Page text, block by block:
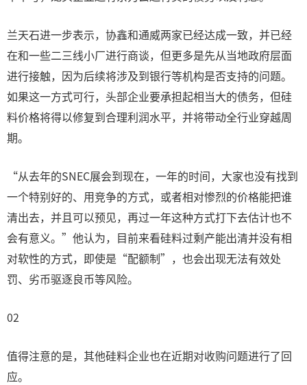
兰天石进一步表示，协鑫和通威两家已经达成一致，并已经
在和一些二三线小厂进行商谈，但更多是先从当地政府层面
进行接触，因为后续将涉及到银行等机构是否支持的问题。
如果这一方式可行，头部企业要承担起相当大的债务，但硅
料价格将得以修复到合理利润水平，并将带动全行业穿越周
期。
“从去年的SNEC展会到现在，一年的时间，大家也没有找到
一个特别好的、用竞争的方式，或者相对惨烈的价格能把谁
清出去，并且可以预见，再过一年这种方式打下去估计也不
会有意义。”他认为，目前来看硅料过剩产能出清并没有相
对软性的方式，即使是“配额制”，也会出现无法有效处
罚、劣币驱逐良币等风险。
02
值得注意的是，其他硅料企业也在近期对收购问题进行了回
应。